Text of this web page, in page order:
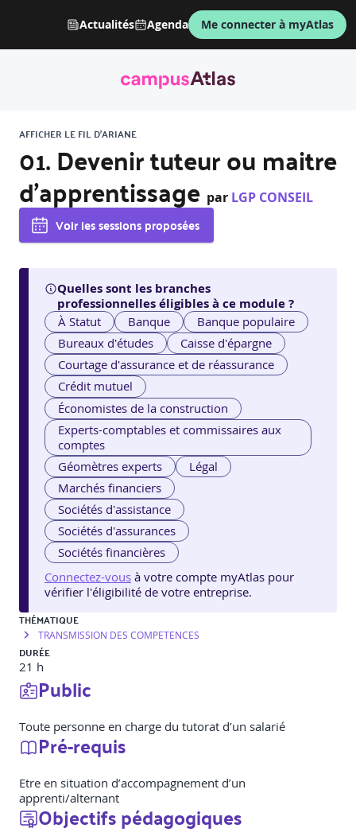
Actualités Agenda Me connecter à myAtlas
AFFICHER LE FIL D'ARIANE
01. Devenir tuteur ou maitre
d’apprentissage par LGP CONSEIL
Voir les sessions proposées
Quelles sont les branches
professionnelles éligibles à ce module ?
À Statut Banque
Banque populaire
Bureaux d'études
Caisse d'épargne
Courtage d'assurance et de réassurance
Crédit mutuel
Économistes de la construction
Experts-comptables et commissaires aux
comptes
Géomètres experts
Légal
Marchés financiers
Sociétés d'assistance
Sociétés d'assurances
Sociétés financières
Connectez-vous à votre compte myAtlas pour
vérifier l'éligibilité de votre entreprise.
THÉMATIQUE
TRANSMISSION DES COMPETENCES
DURÉE
21 h
Public
Toute personne en charge du tutorat d’un salarié
Pré-requis
Etre en situation d’accompagnement d’un
apprenti/alternant
Objectifs pédagogiques